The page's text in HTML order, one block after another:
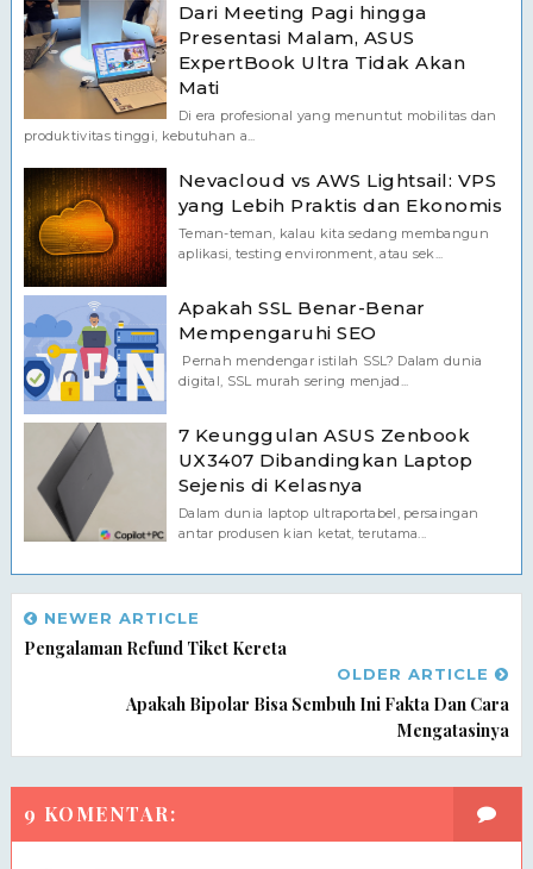
Dari Meeting Pagi hingga
Presentasi Malam, ASUS
ExpertBook Ultra Tidak Akan
Mati
Di era profesional yang menuntut mobilitas dan
produktivitas tinggi, kebutuhan a...
Nevacloud vs AWS Lightsail: VPS
yang Lebih Praktis dan Ekonomis
Teman-teman, kalau kita sedang membangun
aplikasi, testing environment, atau sek...
Apakah SSL Benar-Benar
Mempengaruhi SEO
Pernah mendengar istilah SSL? Dalam dunia
digital, SSL murah sering menjad...
7 Keunggulan ASUS Zenbook
UX3407 Dibandingkan Laptop
Sejenis di Kelasnya
Dalam dunia laptop ultraportabel, persaingan
antar produsen kian ketat, terutama...
NEWER ARTICLE
Pengalaman Refund Tiket Kereta
OLDER ARTICLE
Apakah Bipolar Bisa Sembuh Ini Fakta Dan Cara
Mengatasinya
9 KOMENTAR: